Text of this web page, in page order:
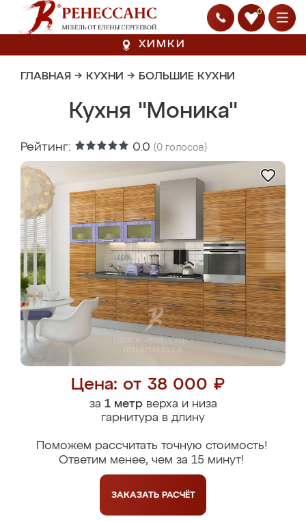
0
ХИМКИ
ГЛАВНАЯ → КУХНИ → БОЛЬШИЕ КУХНИ
Кухня "Моника"
Рейтинг: 0.0 (0 голосов)
Цена: от 38 000 ₽
за 1 метрверха и низа
гарнитура в длину
Поможем рассчитать точную стоимость!
Ответим менее, чем за 15 минут!
ЗАКАЗАТЬ РАСЧЁТ